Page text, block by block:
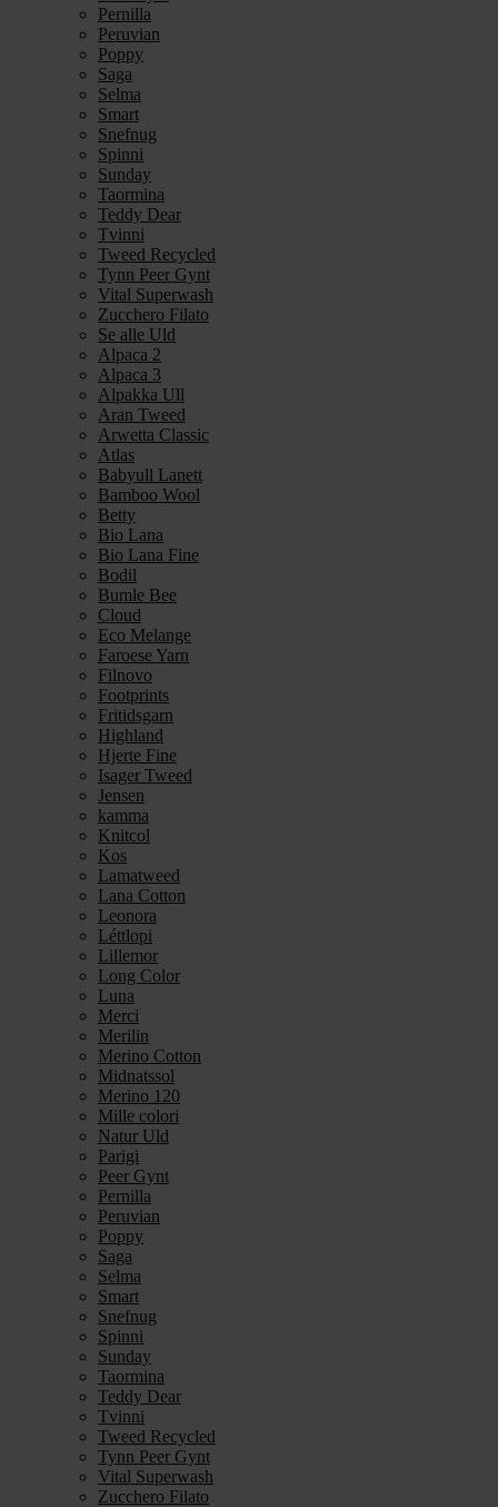
Pernilla
Peruvian
Poppy
Saga
Selma
Smart
Snefnug
Spinni
Sunday
Taormina
Teddy Dear
Tvinni
Tweed Recycled
Tynn Peer Gynt
Vital Superwash
Zucchero Filato
Se alle Uld
Alpaca 2
Alpaca 3
Alpakka Ull
Aran Tweed
Arwetta Classic
Atlas
Babyull Lanett
Bamboo Wool
Betty
Bio Lana
Bio Lana Fine
Bodil
Bumle Bee
Cloud
Eco Melange
Faroese Yarn
Filnovo
Footprints
Fritidsgarn
Highland
Hjerte Fine
Isager Tweed
Jensen
kamma
Knitcol
Kos
Lamatweed
Lana Cotton
Leonora
Léttlopi
Lillemor
Long Color
Luna
Merci
Merilin
Merino Cotton
Midnatssol
Merino 120
Mille colori
Natur Uld
Parigi
Peer Gynt
Pernilla
Peruvian
Poppy
Saga
Selma
Smart
Snefnug
Spinni
Sunday
Taormina
Teddy Dear
Tvinni
Tweed Recycled
Tynn Peer Gynt
Vital Superwash
Zucchero Filato